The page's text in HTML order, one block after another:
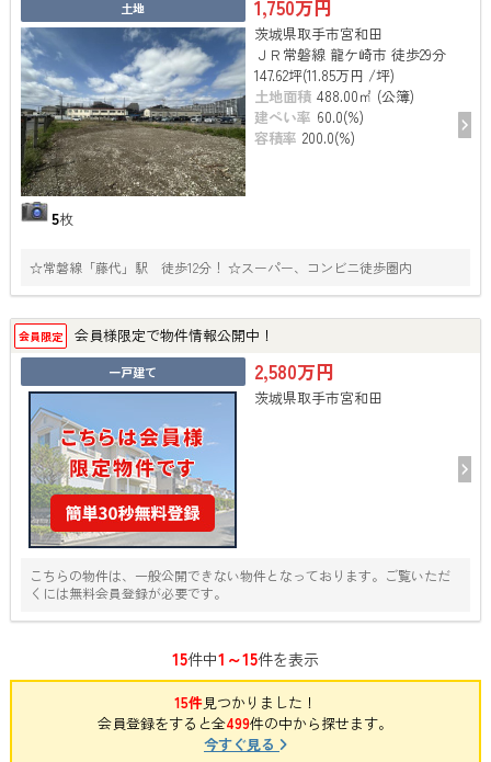
土地
5枚
1,750万円
茨城県取手市宮和田
ＪＲ常磐線 龍ケ崎市 徒歩29分
147.62坪(11.85万円 /坪)
土地面積 488.00㎡ (公簿)
建ぺい率 60.0(%)
容積率 200.0(%)
☆常磐線「藤代」駅 徒歩12分！ ☆スーパー、コンビニ徒歩圏内
会員限定 会員様限定で物件情報公開中！
一戸建て 2,580万円
茨城県取手市宮和田
こちらの物件は、一般公開できない物件となっております。ご覧いただ
くには無料会員登録が必要です。
15件中1～15件を表示
15件見つかりました！
会員登録をすると全499件の中から探せます。
今すぐ見る